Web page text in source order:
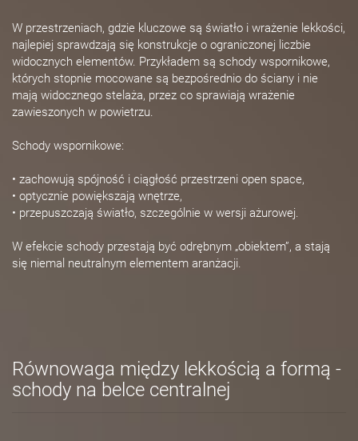
W przestrzeniach, gdzie kluczowe są światło i wrażenie lekkości,
najlepiej sprawdzają się konstrukcje o ograniczonej liczbie
widocznych elementów. Przykładem są schody wspornikowe,
których stopnie mocowane są bezpośrednio do ściany i nie
mają widocznego stelaża, przez co sprawiają wrażenie
zawieszonych w powietrzu.
Schody wspornikowe:
• zachowują spójność i ciągłość przestrzeni open space,
• optycznie powiększają wnętrze,
• przepuszczają światło, szczególnie w wersji ażurowej.
W efekcie schody przestają być odrębnym „obiektem”, a stają
się niemal neutralnym elementem aranżacji.
Równowaga między lekkością a formą -
schody na belce centralnej